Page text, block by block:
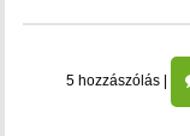
5 hozzászólás